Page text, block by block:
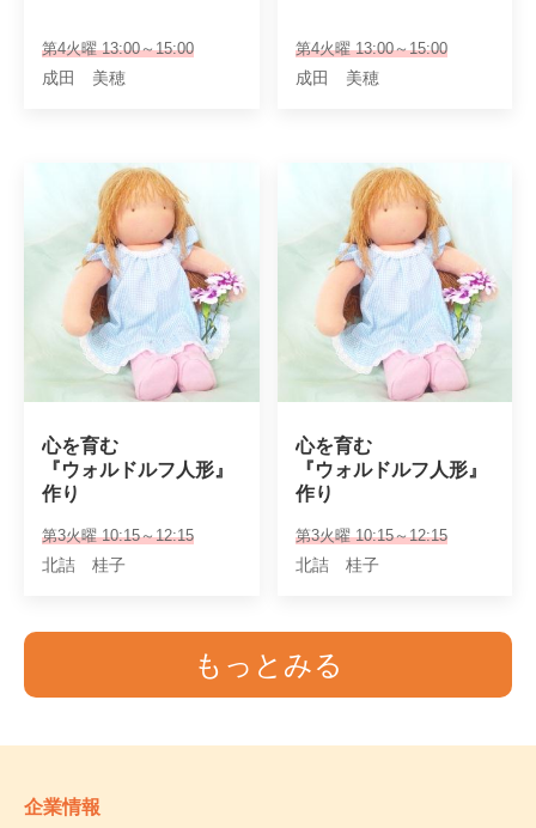
第4火曜 13:00～15:00
成田 美穂
第4火曜 13:00～15:00
成田 美穂
心を育む
『ウォルドルフ人形』
作り
第3火曜 10:15～12:15
北詰 桂子
心を育む
『ウォルドルフ人形』
作り
第3火曜 10:15～12:15
北詰 桂子
もっとみる
企業情報